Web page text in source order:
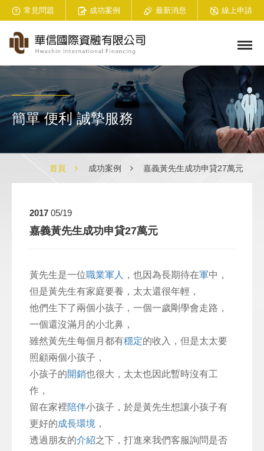
常見問題 成功案例 最新消息 線上申請
簡單 便利 誠摯服務
首頁 成功案例 嘉義黃先生成功申貸27萬元
2017 05/19
嘉義黃先生成功申貸27萬元
黃先生是一位職業軍人 ，也因為長期待在軍中，
但是黃先生有家庭要養，太太還很年輕，
他們生下了兩個小孩子，一個一歲剛學會走路，
一個還沒滿月的小北鼻，
雖然黃先生每個月都有穩定的收入，但是太太要
照顧兩個小孩子，
小孩子的開銷也很大，太太也因此暫時沒有工
作，
留在家裡陪伴小孩子，於是黃先生想讓小孩子有
更好的成長環境 ，
透過朋友的介紹之下，打進來我們客服詢問是否